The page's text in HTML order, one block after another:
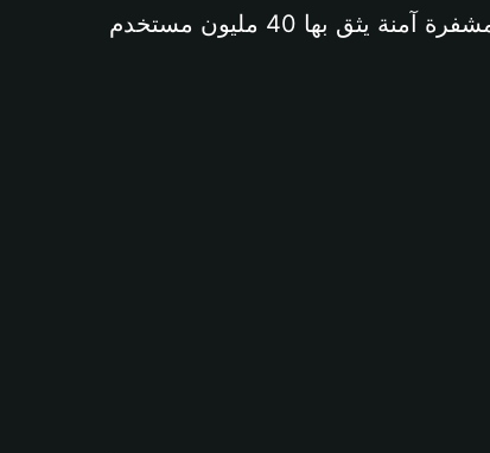
بها 40 مليون مستخدم